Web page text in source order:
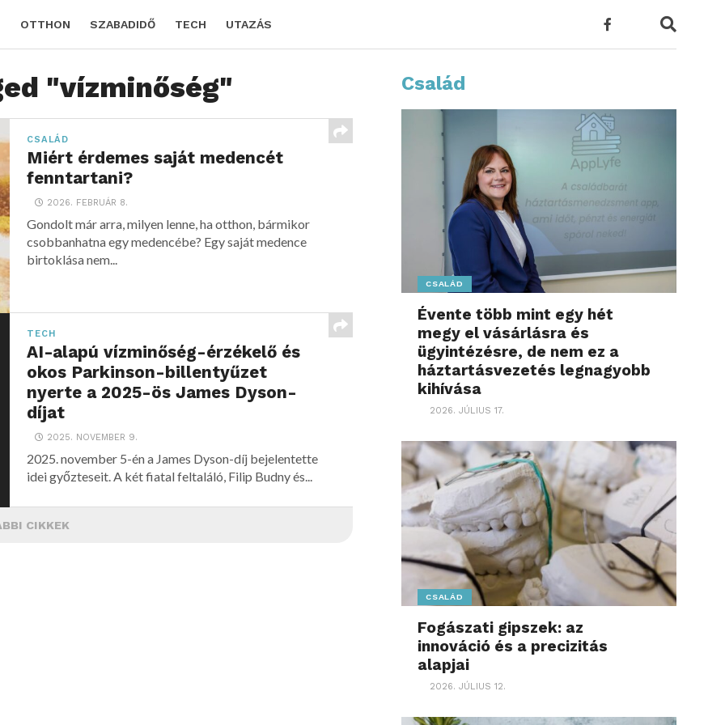
OTTHON SZABADIDŐ TECH UTAZÁS
"vízminőség"
CSALÁD
Miért érdemes saját medencét
fenntartani?
2026. FEBRUÁR 8.
Gondolt már arra, milyen lenne, ha otthon, bármikor
csobbanhatna egy medencébe? Egy saját medence
birtoklása nem...
TECH
AI-alapú vízminőség-érzékelő és
okos Parkinson-billentyűzet
nyerte a 2025-ös James Dyson-
díjat
2025. NOVEMBER 9.
2025. november 5-én a James Dyson-díj bejelentette
idei győzteseit. A két fiatal feltaláló, Filip Budny és...
CIKKEK
Család
CSALÁD
Évente több mint egy hét
megy el vásárlásra és
ügyintézésre, de nem ez a
háztartásvezetés legnagyobb
kihívása
2026. JÚLIUS 17.
CSALÁD
Fogászati gipszek: az
innováció és a precizitás
alapjai
2026. JÚLIUS 12.